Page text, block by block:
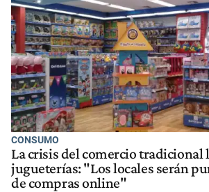
CONSUMO
La crisis del comercio tradicional
jugueterías: "Los locales serán
de compras online"